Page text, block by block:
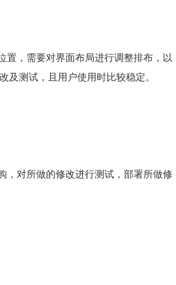
，需要对界面布局进行调整排布，以
及测试，且用户使用时比较稳定。
对所做的修改进行测试，部署所做修